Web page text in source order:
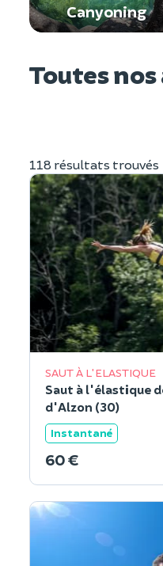
Canyoning
Toutes
118 résultats trouvés
SAUT À L'ELASTIQUE
Saut à l'élastique
d'Alzon (30)
Instantané
60 €